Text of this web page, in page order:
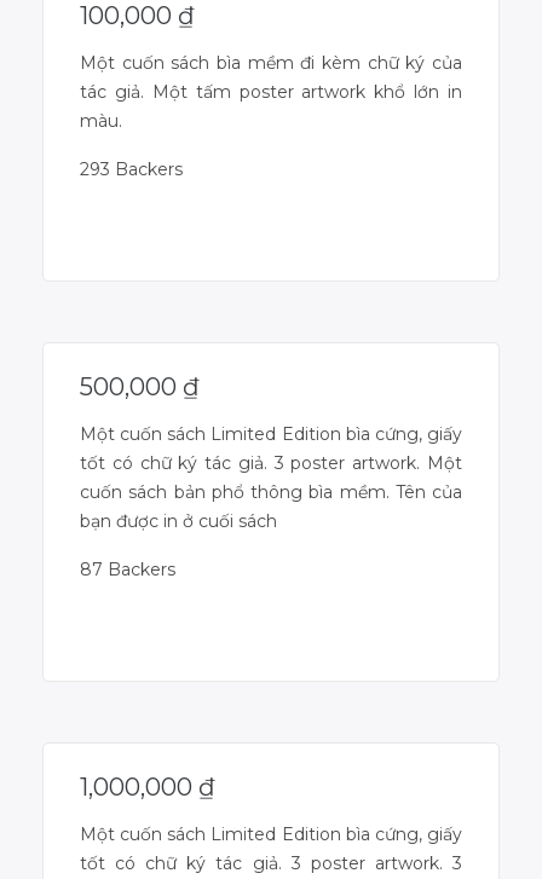
100,000 ₫
Một cuốn sách bìa mềm đi kèm chữ ký của
tác giả. Một tấm poster artwork khổ lớn in
màu.
293 Backers
500,000 ₫
Một cuốn sách Limited Edition bìa cứng, giấy
tốt có chữ ký tác giả. 3 poster artwork. Một
cuốn sách bản phổ thông bìa mềm. Tên của
bạn được in ở cuối sách
87 Backers
1,000,000 ₫
Một cuốn sách Limited Edition bìa cứng, giấy
tốt có chữ ký tác giả. 3 poster artwork. 3